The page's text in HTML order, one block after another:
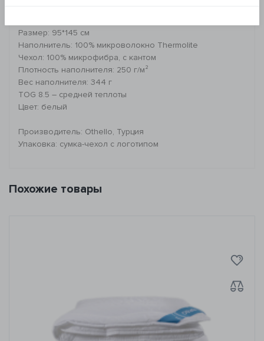
Размер: 95*145 см
Наполнитель: 100% микроволокно Thermolite
Чехол: 100% микрофибра, с кантом
Плотность наполнителя: 250 г/м²
Вес наполнителя: 344 г
TOG 8.5 – средней теплоты
Цвет: белый
Производитель: Othello, Турция
Упаковка: сумка-чехол с логотипом
Похожие товары